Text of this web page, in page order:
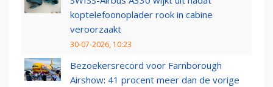
koptelefoonoplader rook in cabine
veroorzaakt
30-07-2026, 10:23
Bezoekersrecord voor Farnborough
Airshow: 41 procent meer dan de vorige